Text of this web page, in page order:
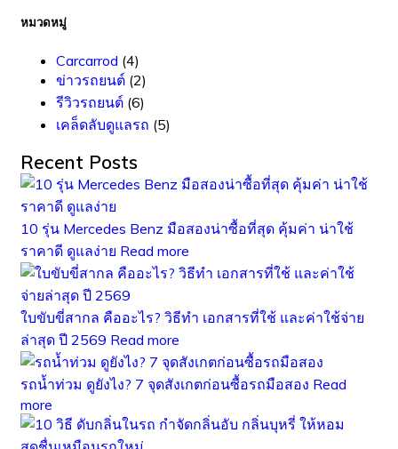
หมวดหมู่
Carcarrod (4)
ข่าวรถยนต์ (2)
รีวิวรถยนต์ (6)
เคล็ดลับดูแลรถ (5)
Recent Posts
10 รุ่น Mercedes Benz มือสองน่าซื้อที่สุด คุ้มค่า น่าใช้
ราคาดี ดูแลง่าย Read more
ใบขับขี่สากล คืออะไร? วิธีทำ เอกสารที่ใช้ และค่าใช้จ่าย
ล่าสุด ปี 2569 Read more
รถน้ำท่วม ดูยังไง? 7 จุดสังเกตก่อนซื้อรถมือสอง Read
more